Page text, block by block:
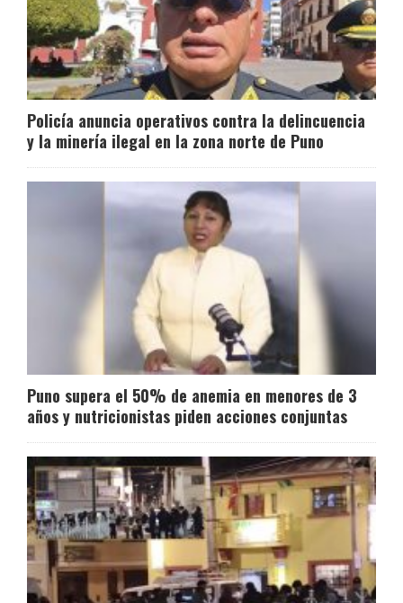
Policía anuncia operativos contra la delincuencia
y la minería ilegal en la zona norte de Puno
Puno supera el 50% de anemia en menores de 3
años y nutricionistas piden acciones conjuntas